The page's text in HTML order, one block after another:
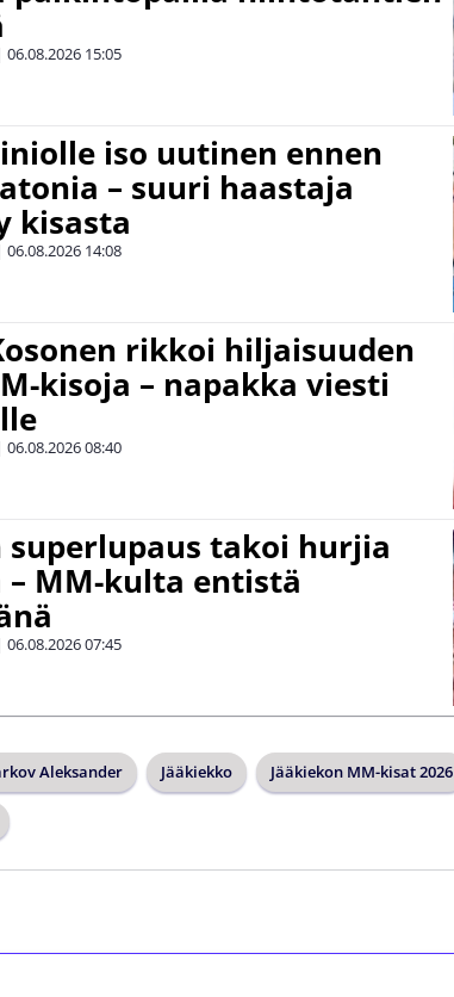
06.08.2026 15:05
iso uutinen ennen
– suuri haastaja
kisasta
06.08.2026 14:08
rikkoi hiljaisuuden
kisoja – napakka viesti
06.08.202608:40
superlupaus takoi hurjia
MM-kulta entistä
06.08.202607:45
Aleksander Jääkiekko Jääkiekon MM-kisat 2026